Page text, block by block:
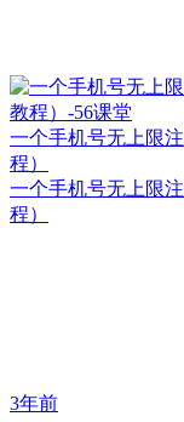
一个手机号无上限
程）
一个手机号无上限
程）
3年前